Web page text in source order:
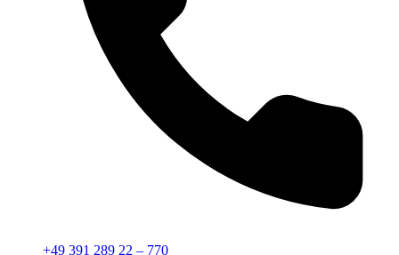
+49 391 289 22 – 770